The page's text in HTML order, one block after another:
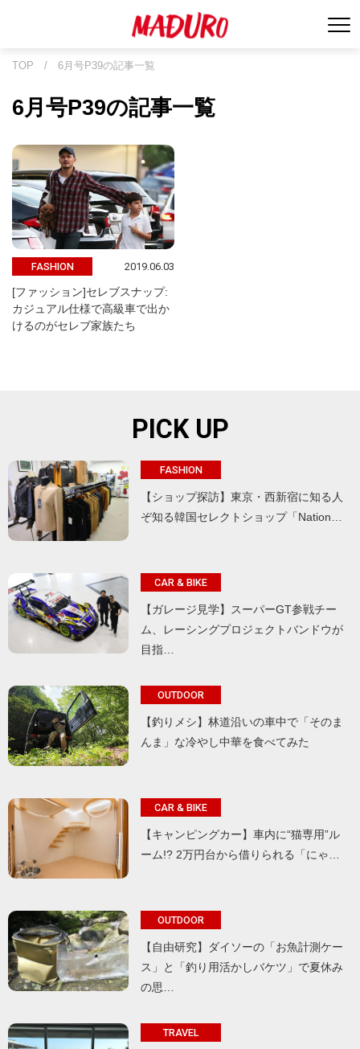
TOP / 6月号P39の記事一覧
6月号P39の記事一覧
FASHION 2019.06.03
[ファッション]セレブスナップ:
カジュアル仕様で高級車で出か
けるのがセレブ家族たち
PICK UP
FASHION
【ショップ探訪】東京・西新宿に知る人
ぞ知る韓国セレクトショップ「Nation…
CAR & BIKE
【ガレージ見学】スーパーGT参戦チー
ム、レーシングプロジェクトバンドウが
目指…
OUTDOOR
【釣りメシ】林道沿いの車中で「そのま
んま」な冷やし中華を食べてみた
CAR & BIKE
【キャンピングカー】車内に“猫専用”ル
ーム!? 2万円台から借りられる「にゃ…
OUTDOOR
【自由研究】ダイソーの「お魚計測ケー
ス」と「釣り用活かしバケツ」で夏休み
の思…
TRAVEL